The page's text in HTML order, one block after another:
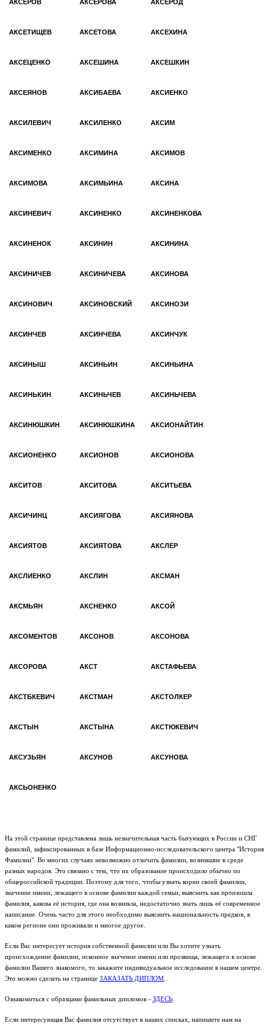
АКСЕРОВ АКСЕРОВА АКСЕРОД
АКСЕТИЩЕВ АКСЕТОВА АКСЕХИНА
АКСЕЦЕНКО АКСЕШИНА АКСЕШКИН
АКСЕЯНОВ АКСИБАЕВА АКСИЕНКО
АКСИЛЕВИЧ АКСИЛЕНКО АКСИМ
АКСИМЕНКО АКСИМИНА АКСИМОВ
АКСИМОВА АКСИМЬИНА АКСИНА
АКСИНЕВИЧ АКСИНЕНКО АКСИНЕНКОВА
АКСИНЕНОК АКСИНИН АКСИНИНА
АКСИНИЧЕВ АКСИНИЧЕВА АКСИНОВА
АКСИНОВИЧ АКСИНОВСКИЙ АКСИНОЗИ
АКСИНЧЕВ АКСИНЧЕВА АКСИНЧУК
АКСИНЫШ АКСИНЬИН АКСИНЬИНА
АКСИНЬКИН АКСИНЬЧЕВ АКСИНЬЧЕВА
АКСИНЮШКИН АКСИНЮШКИНА АКСИОНАЙТИН
АКСИОНЕНКО АКСИОНОВ АКСИОНОВА
АКСИТОВ АКСИТОВА АКСИТЬЕВА
АКСИЧИНЦ АКСИЯГОВА АКСИЯНОВА
АКСИЯТОВ АКСИЯТОВА АКСЛЕР
АКСЛИЕНКО АКСЛИН АКСМАН
АКСМЬЯН АКСНЕНКО АКСОЙ
АКСОМЕНТОВ АКСОНОВ АКСОНОВА
АКСОРОВА АКСТ АКСТАФЬЕВА
АКСТБКЕВИЧ АКСТМАН АКСТОЛКЕР
АКСТЫН АКСТЫНА АКСТЮКЕВИЧ
АКСУЗЬЯН АКСУНОВ АКСУНОВА
АКСЬОНЕНКО
На этой странице представлена лишь незначительная часть бытующих в России и СНГ
фамилий, зафиксированных в базе Информационно-исследовательского центра "История
Фамилии". Во многих случаях невозможно отличить фамилии, возникшие в среде
разных народов. Это связано с тем, что их образование происходило обычно по
общероссийской традиции. Поэтому для того, чтобы узнать корни своей фамилии,
значение имени, лежащего в основе фамилии каждой семьи, выяснить как произошла
фамилия, какова её история, где она возникла, недостаточно знать лишь её современное
написание. Очень часто для этого необходимо выяснить национальность предков, в
каком регионе они проживали и многое другое.
Если Вас интересует история собственной фамилии или Вы хотите узнать
происхождение фамилии, исконное значение имени или прозвища, лежащего в основе
фамилии Вашего знакомого, то закажите индивидуальное исследование в нашем центре.
Это можно сделать на странице ЗАКАЗАТЬ ДИПЛОМ
Ознакомиться с образцами фамильных дипломов - ЗДЕСЬ
Если интересующая Вас фамилия отсутствует в наших списках, напишите нам на